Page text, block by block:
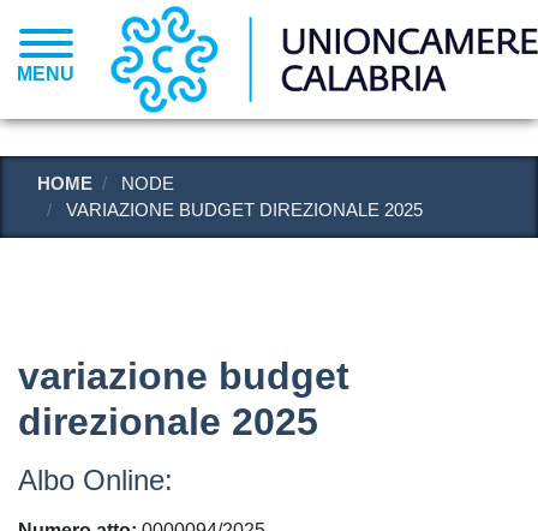
al
contenuto
MENU
HOME
NODE
VARIAZIONE BUDGET DIREZIONALE 2025
variazione budget
direzionale 2025
Albo Online: